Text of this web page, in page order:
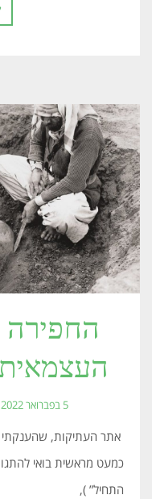
החפירה
5 בפברואר 2022
אתר העתיקות, שהענקתי
כמעט מראשית בואי
התחיל” ),